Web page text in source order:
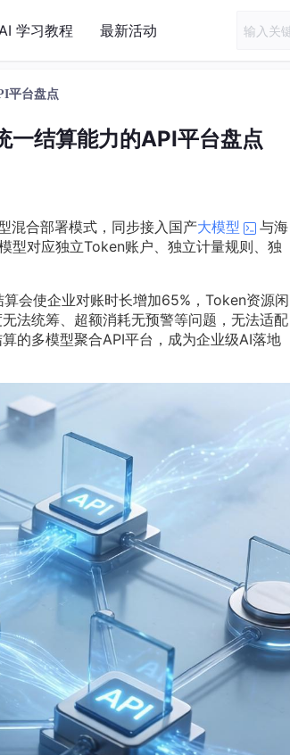
学习教程 最新活动
平台盘点
结算能力的API平台盘点
混合部署模式，同步接入国产大模型
与海
型对应独立Token账户、独立计量规则、独
会使企业对账时长增加65%，Token资源闲
法统筹、超额消耗无预警等问题，无法适配
的多模型聚合API平台，成为企业级AI落地